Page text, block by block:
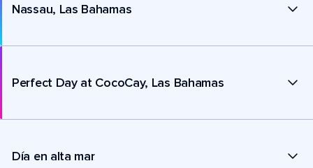
Nassau, Las Bahamas
Perfect Day at CocoCay, Las Bahamas
Día en alta mar